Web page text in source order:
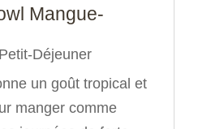
Mangue-
Petit-Déjeuner
un goût tropical et
manger comme